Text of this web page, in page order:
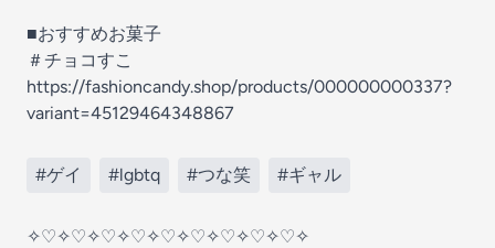
■おすすめお菓子
＃チョコすこ
https://fashioncandy.shop/products/000000000337?
variant=45129464348867
#ゲイ #lgbtq #つな笑 #ギャル
✧♡✧♡✧♡✧♡✧♡✧♡✧♡✧♡✧♡✧